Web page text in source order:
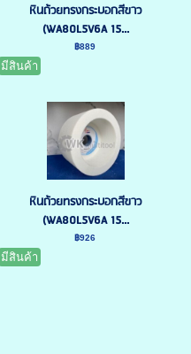
หินถ้วยทรงกระบอกสีขาว
(WA80L5V6A 15...
฿889
มีสินค้า
หินถ้วยทรงกระบอกสีขาว
(WA80L5V6A 15...
฿926
มีสินค้า